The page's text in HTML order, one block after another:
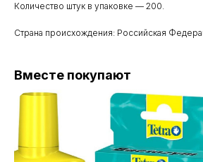
Количество штук в упаковке — 200.
Страна происхождения: Российская
Вместе покупают